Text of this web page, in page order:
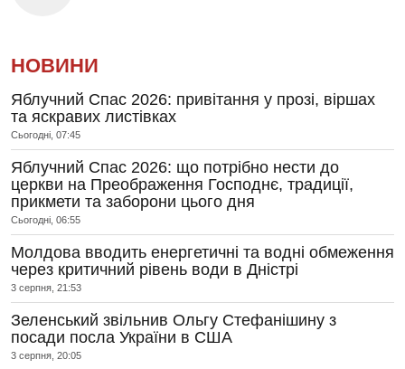
НОВИНИ
Яблучний Спас 2026: привітання у прозі, віршах
та яскравих листівках
Сьогодні, 07:45
Яблучний Спас 2026: що потрібно нести до
церкви на Преображення Господнє, традиції,
прикмети та заборони цього дня
Сьогодні, 06:55
Молдова вводить енергетичні та водні обмеження
через критичний рівень води в Дністрі
3 серпня, 21:53
Зеленський звільнив Ольгу Стефанішину з
посади посла України в США
3 серпня, 20:05